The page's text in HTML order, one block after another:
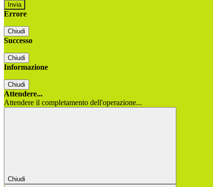
Errore
Chiudi
Successo
Chiudi
Informazione
Chiudi
Attendere...
Attendere il completamento dell'operazione...
Chiudi